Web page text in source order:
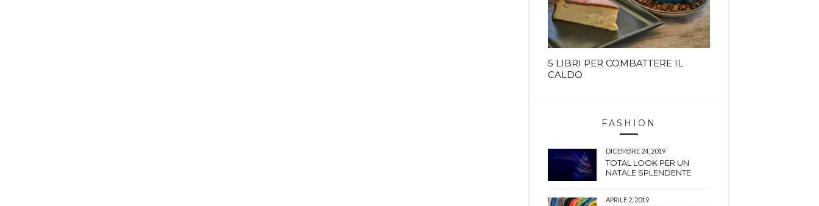
5 LIBRI PER COMBATTERE IL
CALDO
FASHION
DICEMBRE 24, 2019
TOTAL LOOK PER UN
NATALE SPLENDENTE
APRILE 2, 2019